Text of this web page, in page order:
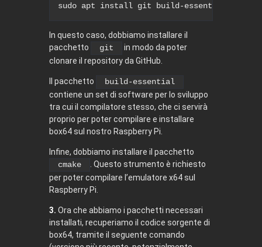
sudo apt install git build-essential cmake
In questo caso, dobbiamo installare il
pacchetto
git
in modo da poter
clonare il repository da GitHub.
Il pacchetto
build-essential
contiene un set di software per lo sviluppo
tra cui il compilatore stesso, che ci servirà
proprio per poter compilare e installare
box64 sul nostro Raspberry Pi.
Infine, dobbiamo installare il pacchetto
cmake
. Questo strumento è richiesto
per poter compilare l’emulatore x64 sul
Raspberry Pi.
3. Ora che abbiamo i pacchetti necessari
installati, recuperiamo il codice sorgente di
box64, tramite il seguente comando